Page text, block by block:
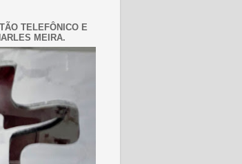
TELEFÔNICO E
MEIRA.